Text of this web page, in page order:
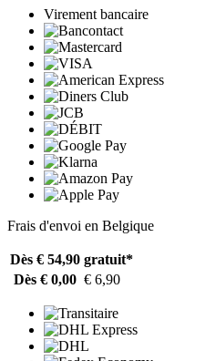
Virement bancaire
Frais d'envoi en Belgique
Dès € 54,90 gratuit*
Dès € 0,00 € 6,90